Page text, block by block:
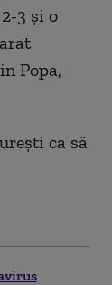
3 și o
Popa,
ca să